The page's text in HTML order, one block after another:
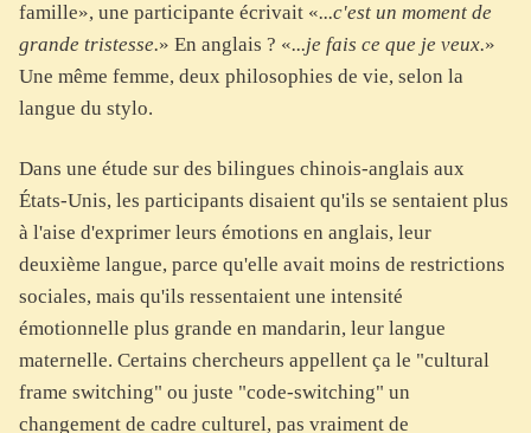
famille», une participante écrivait «...c'est un moment de
grande tristesse.» En anglais ? «...je fais ce que je veux.»
Une même femme, deux philosophies de vie, selon la
langue du stylo.
Dans une étude sur des bilingues chinois-anglais aux
États-Unis, les participants disaient qu'ils se sentaient plus
à l'aise d'exprimer leurs émotions en anglais, leur
deuxième langue, parce qu'elle avait moins de restrictions
sociales, mais qu'ils ressentaient une intensité
émotionnelle plus grande en mandarin, leur langue
maternelle. Certains chercheurs appellent ça le "cultural
frame switching" ou juste "code-switching" un
changement de cadre culturel, pas vraiment de